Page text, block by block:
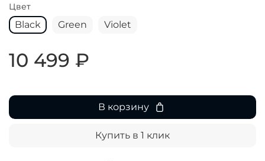
Цвет
Black Green Violet
10 499 ₽
В корзину
Купить в 1 клик